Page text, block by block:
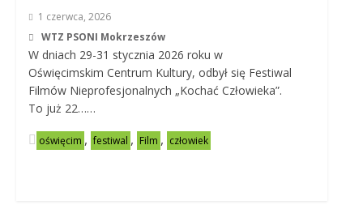
1 czerwca, 2026
WTZ PSONI Mokrzeszów
W dniach 29-31 stycznia 2026 roku w
Oświęcimskim Centrum Kultury, odbył się Festiwal
Filmów Nieprofesjonalnych „Kochać Człowieka”.
To już 22……
oświęcim , festiwal , Film , człowiek